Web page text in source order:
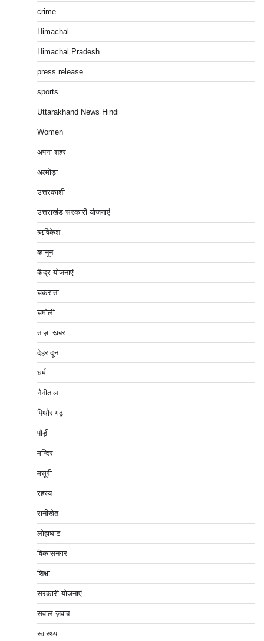
crime
Himachal
Himachal Pradesh
press release
sports
Uttarakhand News Hindi
Women
अपना शहर
अल्मोड़ा
उत्तरकाशी
उत्तराखंड सरकारी योजनाएं
ऋषिकेश
कानून
केंद्र योजनाएं
चकराता
चमोली
ताज़ा ख़बर
देहरादून
धर्म
नैनीताल
पिथौरागढ़
पौड़ी
मन्दिर
मसूरी
रहस्य
रानीखेत
लोहाघाट
विकासनगर
शिक्षा
सरकारी योजनाएं
सवाल ज़वाब
स्वास्थ्य